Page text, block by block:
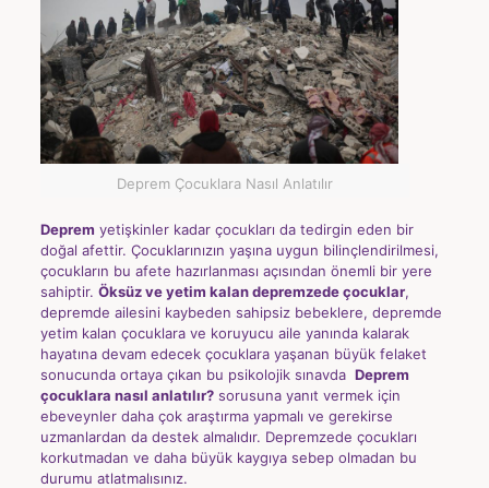
Deprem Çocuklara Nasıl Anlatılır
Deprem yetişkinler kadar çocukları da tedirgin eden bir
doğal afettir. Çocuklarınızın yaşına uygun bilinçlendirilmesi,
çocukların bu afete hazırlanması açısından önemli bir yere
sahiptir. Öksüz ve yetim kalan depremzede çocuklar,
depremde ailesini kaybeden sahipsiz bebeklere, depremde
yetim kalan çocuklara ve koruyucu aile yanında kalarak
hayatına devam edecek çocuklara yaşanan büyük felaket
sonucunda ortaya çıkan bu psikolojik sınavda Deprem
çocuklara nasıl anlatılır?sorusuna yanıt vermek için
ebeveynler daha çok araştırma yapmalı ve gerekirse
uzmanlardan da destek almalıdır. Depremzede çocukları
korkutmadan ve daha büyük kaygıya sebep olmadan bu
durumu atlatmalısınız.